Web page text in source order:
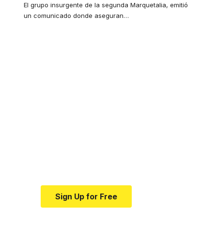
El grupo insurgente de la segunda Marquetalia, emitió
un comunicado donde aseguran…
Sign Up for Free